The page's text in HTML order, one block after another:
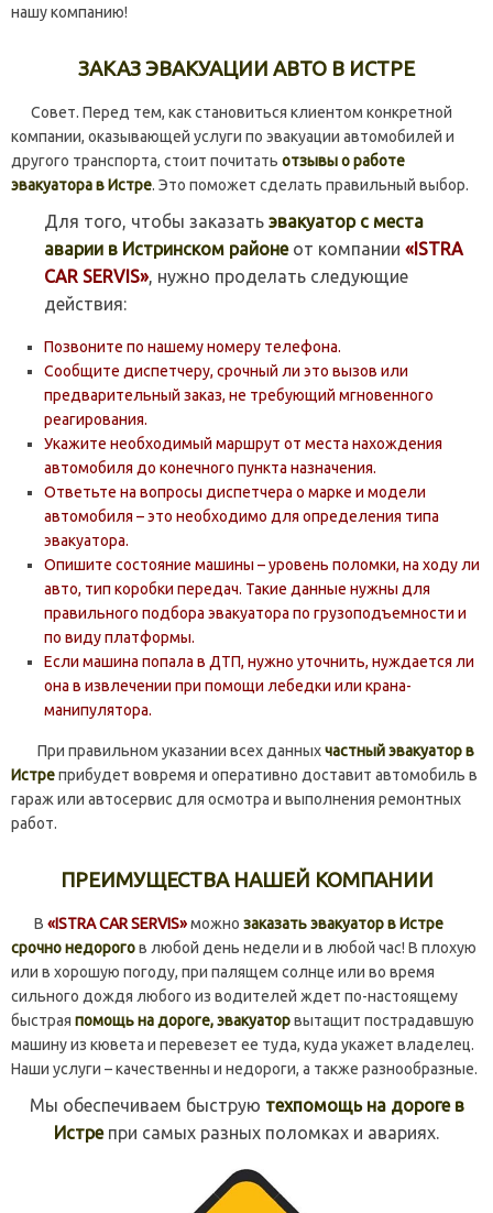
нашу компанию!
ЗАКАЗ ЭВАКУАЦИИ АВТО В ИСТРЕ
Совет. Перед тем, как становиться клиентом конкретной
компании, оказывающей услуги по эвакуации автомобилей и
другого транспорта, стоит почитать отзывы о работе
эвакуатора в Истре. Это поможет сделать правильный выбор.
Для того, чтобы заказать эвакуатор с места
аварии в Истринском районеот компании «ISTRA
CAR SERVIS», нужно проделать следующие
действия:
Позвоните по нашему номеру телефона.
Сообщите диспетчеру, срочный ли это вызов или
предварительный заказ, не требующий мгновенного
реагирования.
Укажите необходимый маршрут от места нахождения
автомобиля до конечного пункта назначения.
Ответьте на вопросы диспетчера о марке и модели
автомобиля – это необходимо для определения типа
эвакуатора.
Опишите состояние машины – уровень поломки, на ходу ли
авто, тип коробки передач. Такие данные нужны для
правильного подбора эвакуатора по грузоподъемности и
по виду платформы.
Если машина попала в ДТП, нужно уточнить, нуждается ли
она в извлечении при помощи лебедки или крана-
манипулятора.
При правильном указании всех данныхчастный эвакуатор в
Истреприбудет вовремя и оперативно доставит автомобиль в
гараж или автосервис для осмотра и выполнения ремонтных
работ.
ПРЕИМУЩЕСТВА НАШЕЙ КОМПАНИИ
В «ISTRA CAR SERVIS»можно заказать эвакуатор в Истре
срочно недорогов любой день недели и в любой час! В плохую
или в хорошую погоду, при палящем солнце или во время
сильного дождя любого из водителей ждет по-настоящему
быстрая помощь на дороге, эвакуаторвытащит пострадавшую
машину из кювета и перевезет ее туда, куда укажет владелец.
Наши услуги – качественны и недороги, а также разнообразные.
Мы обеспечиваем быструю техпомощь на дороге в
Истре при самых разных поломках и авариях.